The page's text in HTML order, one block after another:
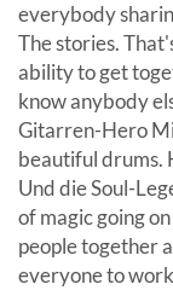
everybody
The stories.
ability to get
know anybody
Gitarren-Hero
beautiful drums.
Und die Soul-
of magic going
people together
everyone to